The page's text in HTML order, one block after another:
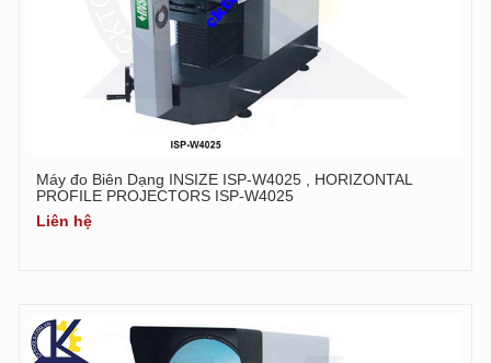
Máy đo Biên Dạng INSIZE ISP-W4025 , HORIZONTAL
PROFILE PROJECTORS ISP-W4025
Liên hệ